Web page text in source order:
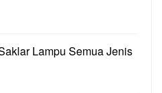
Lampu Semua Jenis